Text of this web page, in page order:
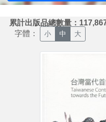
累計出版品總數量：
字體： 小 中 大